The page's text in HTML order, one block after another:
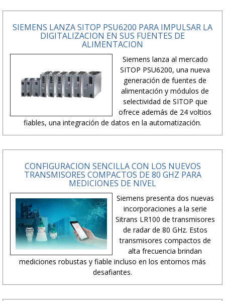
SIEMENS LANZA SITOP PSU6200 PARA IMPULSAR LA
DIGITALIZACION EN SUS FUENTES DE
ALIMENTACION
Siemens lanza al mercado
SITOP PSU6200, una nueva
generación de fuentes de
alimentación y módulos de
selectividad de SITOP que
ofrece además de 24 voltios
fiables, una integración de datos en la automatización.
CONFIGURACION SENCILLA CON LOS NUEVOS
TRANSMISORES COMPACTOS DE 80 GHZ PARA
MEDICIONES DE NIVEL
Siemens presenta dos nuevas
incorporaciones a la serie
Sitrans LR100 de transmisores
de radar de 80 GHz. Estos
transmisores compactos de
alta frecuencia brindan
mediciones robustas y fiable incluso en los entornos más
desafiantes.